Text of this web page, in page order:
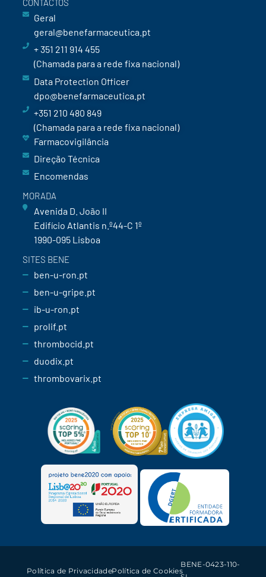
Geral
geral@benefarmaceutica.pt
+ 351 211 914 455
(Chamada para a rede fixa nacional)
Data Protection Officer
dpo@benefarmaceutica.pt
+351 210 480 849
(Chamada para a rede fixa nacional)
Farmacovigilância
Direção Técnica
Encomendas
MORADA
Avenida D. João II
Edifício Atlantis n.º44-C 1º
1990-095 Lisboa
SITES BENE
ben-u-ron.pt
ben-u-gripe.pt
ib-u-ron.pt
prolif.pt
thrombocid.pt
duodix.pt
thrombovarix.pt
Política de PrivacidadePolítica de Cookies
BENE-0423-110-